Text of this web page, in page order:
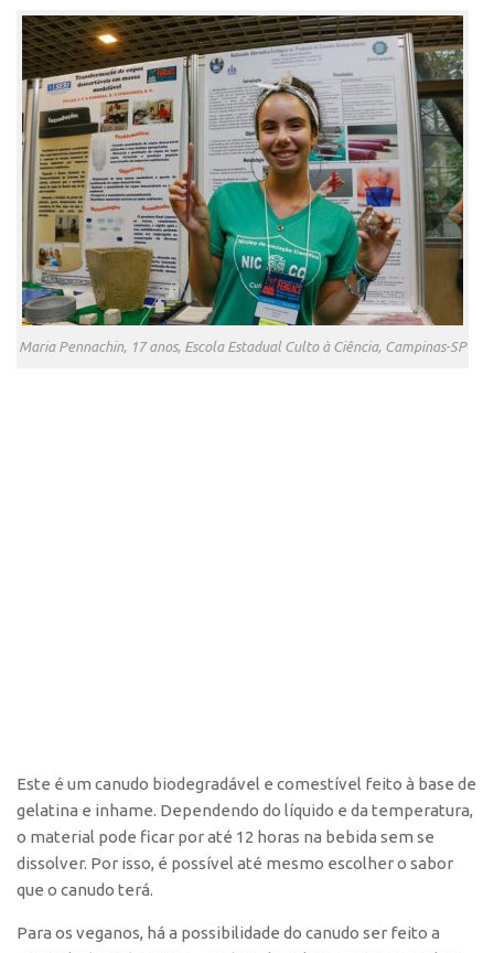
Maria Pennachin, 17 anos, Escola Estadual Culto à Ciência, Campinas-SP
Este é um canudo biodegradável e comestível feito à base de
gelatina e inhame. Dependendo do líquido e da temperatura,
o material pode ficar por até 12 horas na bebida sem se
dissolver. Por isso, é possível até mesmo escolher o sabor
que o canudo terá.
Para os veganos, há a possibilidade do canudo ser feito a